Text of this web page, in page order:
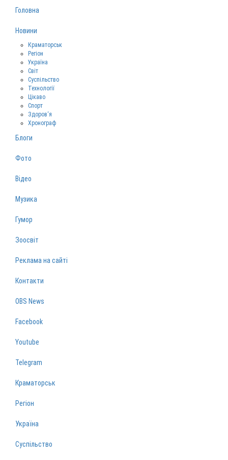
Головна
Новини
Краматорськ
Регіон
Україна
Світ
Суспільство
Технології
Цікаво
Спорт
Здоров‘я
Хронограф
Блоги
Фото
Відео
Музика
Гумор
Зоосвіт
Реклама на сайті
Контакти
OBS News
Facebook
Youtube
Telegram
Краматорськ
Регіон
Україна
Суспільство